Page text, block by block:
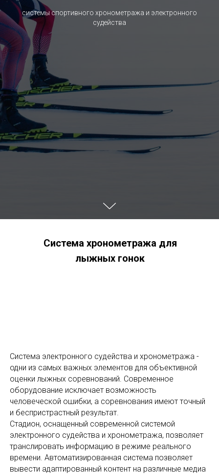
системы спортивного хронометража и электронного
судейства
Система хронометража для
лыжных гонок
Система электронного судейства и хронометража -
одни из самых важных элементов для объективной
оценки лыжных соревнований. Современное
оборудование исключает возможность
человеческой ошибки, а соревнования имеют точный
и беспристрастный результат.
Стадион, оснащенный современной системой
электронного судейства и хронометража, позволяет
транслировать информацию в режиме реального
времени. Автоматизированная система позволяет
вывести адаптированный контент на различные медиа